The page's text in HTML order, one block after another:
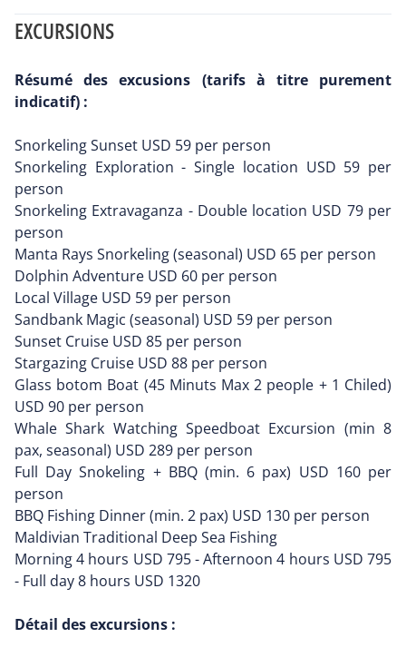
EXCURSIONS
Résumé des excusions (tarifs à titre purement
indicatif) :
Snorkeling Sunset USD 59 per person
Snorkeling Exploration - Single location USD 59 per
person
Snorkeling Extravaganza - Double location USD 79 per
person
Manta Rays Snorkeling (seasonal) USD 65 per person
Dolphin Adventure USD 60 per person
Local Village USD 59 per person
Sandbank Magic (seasonal) USD 59 per person
Sunset Cruise USD 85 per person
Stargazing Cruise USD 88 per person
Glass botom Boat (45 Minuts Max 2 people + 1 Chiled)
USD 90 per person
Whale Shark Watching Speedboat Excursion (min 8
pax, seasonal) USD 289 per person
Full Day Snokeling + BBQ (min. 6 pax) USD 160 per
person
BBQ Fishing Dinner (min. 2 pax) USD 130 per person
Maldivian Traditional Deep Sea Fishing
Morning 4 hours USD 795 - Afternoon 4 hours USD 795
- Full day 8 hours USD 1320
Détail des excursions :